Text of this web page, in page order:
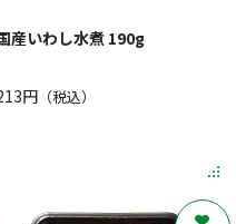
産いわし水煮 190g
円（税込）